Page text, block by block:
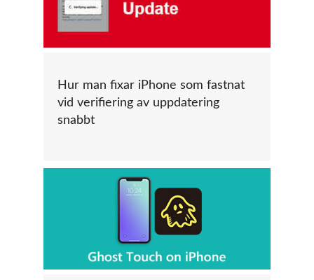
Hur man fixar iPhone som fastnat
vid verifiering av uppdatering
snabbt